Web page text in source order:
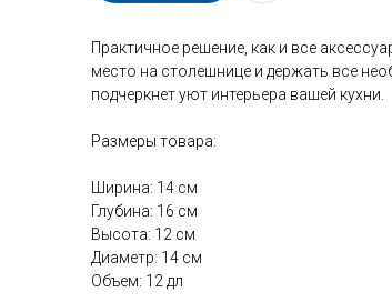
Практичное решение, как и все
место на столешнице и держать все
подчеркнет уют интерьера вашей кухни.
Размеры товара:
Ширина: 14 см
Глубина: 16 см
Высота: 12 см
Диаметр: 14 см
Объем: 12 дл